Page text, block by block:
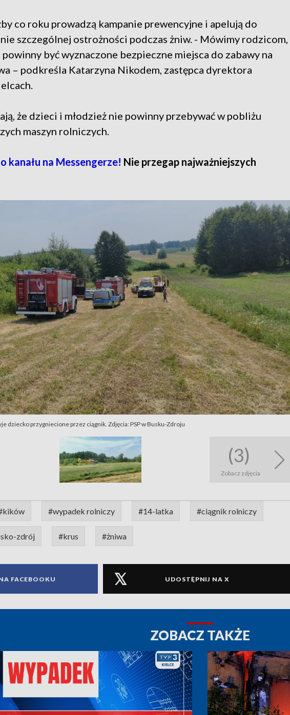
co roku prowadzą kampanie prewencyjne i apelują do
szczególnej ostrożności podczas żniw. - Mówimy rodzicom,
powinny być wyznaczone bezpieczne miejsca do zabawy na
– podkreśla Katarzyna Nikodem, zastępca dyrektora
że dzieci i młodzież nie powinny przebywać w pobliżu
maszyn rolniczych.
kanału na Messengerze! Nie przegap najważniejszych
dziecko przygniecione przez ciągnik. Zdjęcia: PSP w Busku-Zdroju
(3)
Zobacz zdjęcia
#wypadek rolniczy #14-latka #ciągnik rolniczy
zdrój #krus #żniwa
FACEBOOKU UDOSTĘPNIJ NA X
ZOBACZ TAKŻE